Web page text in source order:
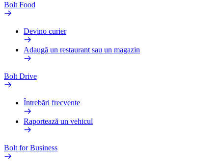
Bolt Food
Devino curier
Adaugă un restaurant sau un magazin
Bolt Drive
Întrebări frecvente
Raportează un vehicul
Bolt for Business